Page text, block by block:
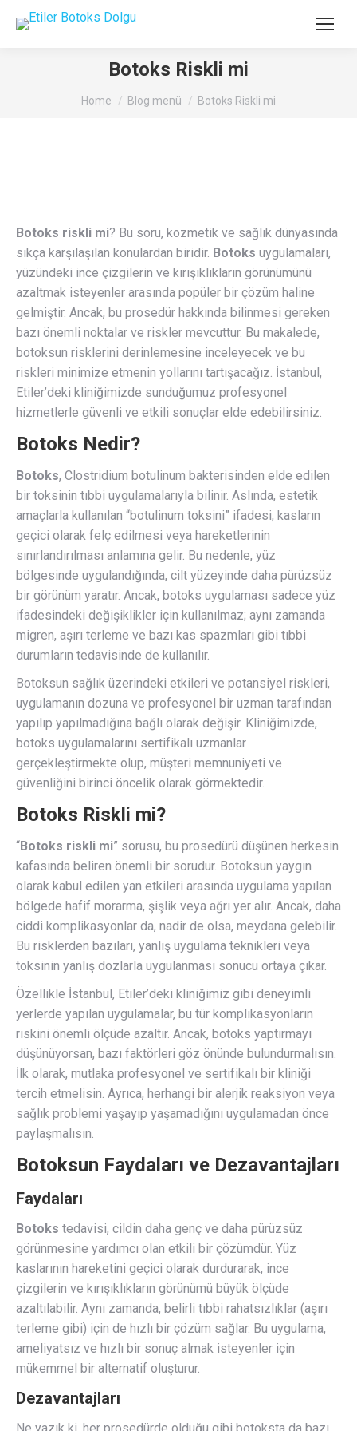
Botoks Riskli mi
You are here:
Home Blog menü Botoks Riskli mi
Botoks riskli mi? Bu soru, kozmetik ve sağlık dünyasında
sıkça karşılaşılan konulardan biridir. Botoks uygulamaları,
yüzündeki ince çizgilerin ve kırışıklıkların görünümünü
azaltmak isteyenler arasında popüler bir çözüm haline
gelmiştir. Ancak, bu prosedür hakkında bilinmesi gereken
bazı önemli noktalar ve riskler mevcuttur. Bu makalede,
botoksun risklerini derinlemesine inceleyecek ve bu
riskleri minimize etmenin yollarını tartışacağız. İstanbul,
Etiler’deki kliniğimizde sunduğumuz profesyonel
hizmetlerle güvenli ve etkili sonuçlar elde edebilirsiniz.
Botoks Nedir?
Botoks, Clostridium botulinum bakterisinden elde edilen
bir toksinin tıbbi uygulamalarıyla bilinir. Aslında, estetik
amaçlarla kullanılan “botulinum toksini” ifadesi, kasların
geçici olarak felç edilmesi veya hareketlerinin
sınırlandırılması anlamına gelir. Bu nedenle, yüz
bölgesinde uygulandığında, cilt yüzeyinde daha pürüzsüz
bir görünüm yaratır. Ancak, botoks uygulaması sadece yüz
ifadesindeki değişiklikler için kullanılmaz; aynı zamanda
migren, aşırı terleme ve bazı kas spazmları gibi tıbbi
durumların tedavisinde de kullanılır.
Botoksun sağlık üzerindeki etkileri ve potansiyel riskleri,
uygulamanın dozuna ve profesyonel bir uzman tarafından
yapılıp yapılmadığına bağlı olarak değişir. Kliniğimizde,
botoks uygulamalarını sertifikalı uzmanlar
gerçekleştirmekte olup, müşteri memnuniyeti ve
güvenliğini birinci öncelik olarak görmektedir.
Botoks Riskli mi?
“Botoks riskli mi” sorusu, bu prosedürü düşünen herkesin
kafasında beliren önemli bir sorudur. Botoksun yaygın
olarak kabul edilen yan etkileri arasında uygulama yapılan
bölgede hafif morarma, şişlik veya ağrı yer alır. Ancak, daha
ciddi komplikasyonlar da, nadir de olsa, meydana gelebilir.
Bu risklerden bazıları, yanlış uygulama teknikleri veya
toksinin yanlış dozlarla uygulanması sonucu ortaya çıkar.
Özellikle İstanbul, Etiler’deki kliniğimiz gibi deneyimli
yerlerde yapılan uygulamalar, bu tür komplikasyonların
riskini önemli ölçüde azaltır. Ancak, botoks yaptırmayı
düşünüyorsan, bazı faktörleri göz önünde bulundurmalısın.
İlk olarak, mutlaka profesyonel ve sertifikalı bir kliniği
tercih etmelisin. Ayrıca, herhangi bir alerjik reaksiyon veya
sağlık problemi yaşayıp yaşamadığını uygulamadan önce
paylaşmalısın.
Botoksun Faydaları ve Dezavantajları
Faydaları
Botoks tedavisi, cildin daha genç ve daha pürüzsüz
görünmesine yardımcı olan etkili bir çözümdür. Yüz
kaslarının hareketini geçici olarak durdurarak, ince
çizgilerin ve kırışıklıkların görünümü büyük ölçüde
azaltılabilir. Aynı zamanda, belirli tıbbi rahatsızlıklar (aşırı
terleme gibi) için de hızlı bir çözüm sağlar. Bu uygulama,
ameliyatsız ve hızlı bir sonuç almak isteyenler için
mükemmel bir alternatif oluşturur.
Dezavantajları